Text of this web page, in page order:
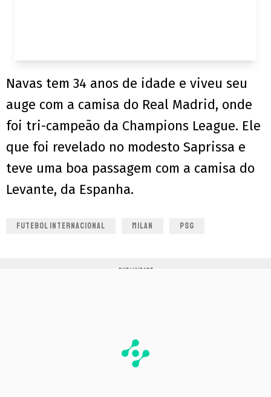
Navas tem 34 anos de idade e viveu seu
auge com a camisa do Real Madrid, onde
foi tri-campeão da Champions League. Ele
que foi revelado no modesto Saprissa e
teve uma boa passagem com a camisa do
Levante, da Espanha.
FUTEBOL INTERNACIONAL MILAN PSG
PUBLICIDADE